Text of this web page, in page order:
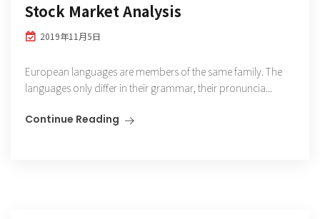
Stock Market Analysis
2019年11月5日
European languages are members of the same family. The
languages only differ in their grammar, their pronuncia...
Continue Reading